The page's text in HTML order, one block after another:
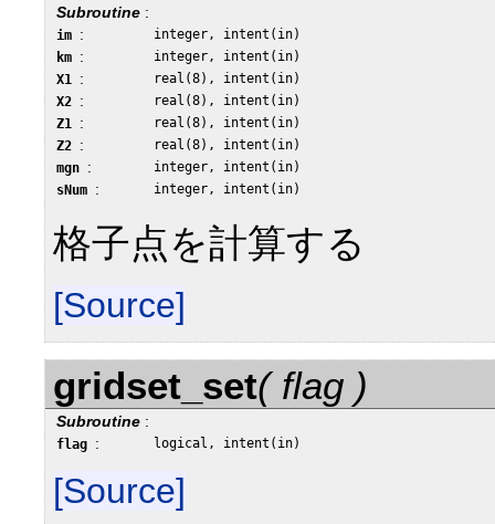
Subroutine :
im :
integer, intent(in)
km :
integer, intent(in)
X1 :
real(8), intent(in)
X2 :
real(8), intent(in)
Z1 :
real(8), intent(in)
Z2 :
real(8), intent(in)
mgn :
integer, intent(in)
sNum : integer, intent(in)
格子点を計算する
[Source]
gridset_set( flag )
Subroutine :
flag : logical, intent(in)
[Source]